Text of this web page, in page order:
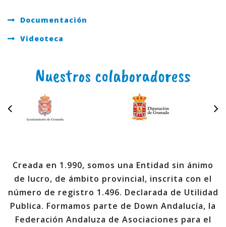
Documentación
Videoteca
Nuestros colaboradoress
Creada en 1.990, somos una Entidad sin ánimo
de lucro, de ámbito provincial, inscrita con el
número de registro 1.496. Declarada de Utilidad
Publica. Formamos parte de Down Andalucía, la
Federación Andaluza de Asociaciones para el